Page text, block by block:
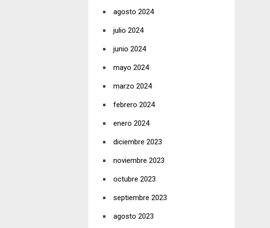
agosto 2024
julio 2024
junio 2024
mayo 2024
marzo 2024
febrero 2024
enero 2024
diciembre 2023
noviembre 2023
octubre 2023
septiembre 2023
agosto 2023